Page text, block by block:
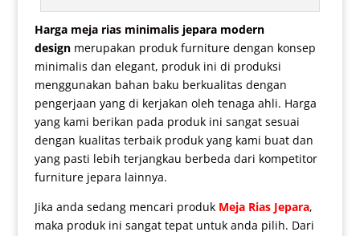
Harga meja rias minimalisjepara modern
designmerupakan produk furniture dengan konsep
minimalis dan elegant, produk ini di produksi
menggunakan bahan baku berkualitas dengan
pengerjaan yang di kerjakan oleh tenaga ahli. Harga
yang kami berikan pada produk ini sangat sesuai
dengan kualitas terbaik produk yang kami buat dan
yang pasti lebih terjangkau berbeda dari kompetitor
furniture jepara lainnya.
Jika anda sedang mencari produk Meja Rias Jepara,
maka produk ini sangat tepat untuk anda pilih. Dari